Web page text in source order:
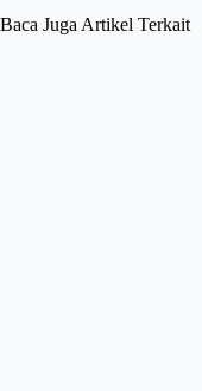
Baca Juga Artikel Terkait